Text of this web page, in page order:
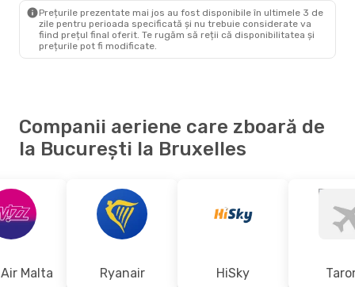
Prețurile prezentate mai jos au fost disponibile în ultimele 3 de
zile pentru perioada specificată și nu trebuie considerate va
fiind prețul final oferit. Te rugăm să reții că disponibilitatea și
prețurile pot fi modificate.
Companii aeriene care zboară de
la București la Bruxelles
Malta Ryanair HiSky